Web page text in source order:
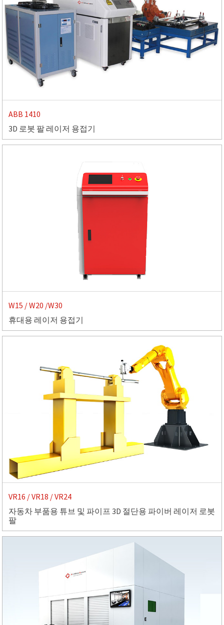
ABB 1410
3D 로봇 팔 레이저 용접기
W15 / W20 /W30
휴대용 레이저 용접기
VR16 / VR18 / VR24
자동차 부품용 튜브 및 파이프 3D 절단용 파이버 레이저 로봇
팔